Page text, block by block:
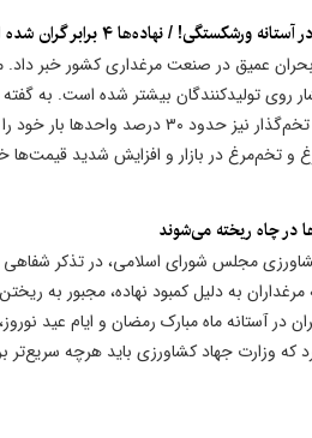
/ نهاده‌ها ۴ برابر گران شده اند
بحران عمیق در صنعت مرغداری کشور خبر
جوجه‌ریزی دارند. در بخش تخم‌گذار
و تخم‌مرغ در بازار و افزایش شدید قیمت‌ها
در چاه ریخته می‌شوند
مجلس شورای اسلامی، در تذکر شفاهی
مرغداران به دلیل کمبود نهاده، مجبور به
در آستانه ماه مبارک رمضان و ایام عید
وزارت جهاد کشاورزی باید هرچه سریع‌تر